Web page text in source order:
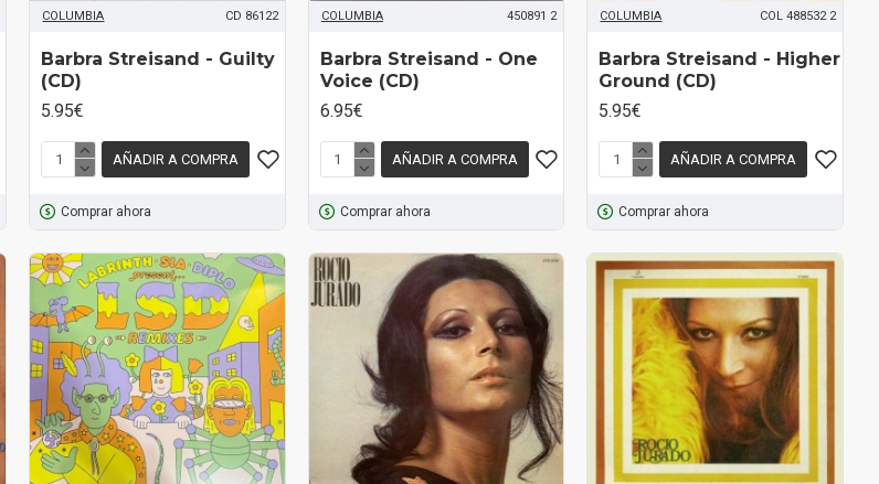
COLUMBIA CD 86122
Barbra Streisand - Guilty
(CD)
5.95€
AÑADIR A COMPRA
Comprar ahora
COLUMBIA 450891 2
Barbra Streisand ‎- One
Voice (CD)
6.95€
AÑADIR A COMPRA
Comprar ahora
COLUMBIA COL 488532 2
Barbra Streisand ‎- Higher
Ground (CD)
5.95€
AÑADIR A COMPRA
Comprar ahora